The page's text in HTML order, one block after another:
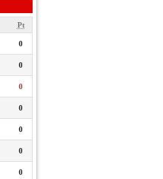
Pt
0
0
0
0
0
0
0